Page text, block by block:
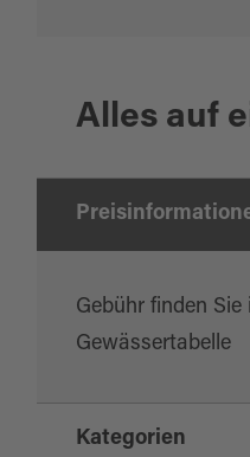
Alles auf
Gebühr finden Sie
Gewässertabelle
Kategorien